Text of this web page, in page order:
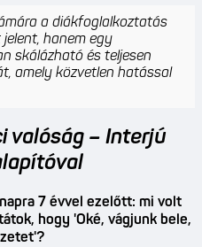
a diákfoglalkoztatás
hanem egy
skálázható és teljesen
amely közvetlen hatással
valóság – Interjú
7 évvel ezelőtt: mi volt
hogy 'Oké, vágjunk bele,